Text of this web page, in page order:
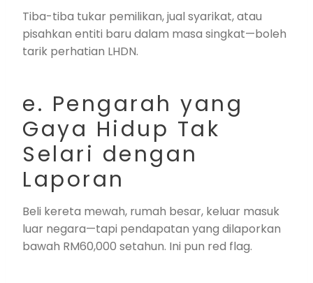
Tiba-tiba tukar pemilikan, jual syarikat, atau
pisahkan entiti baru dalam masa singkat—boleh
tarik perhatian LHDN.
e. Pengarah yang
Gaya Hidup Tak
Selari dengan
Laporan
Beli kereta mewah, rumah besar, keluar masuk
luar negara—tapi pendapatan yang dilaporkan
bawah RM60,000 setahun. Ini pun red flag.